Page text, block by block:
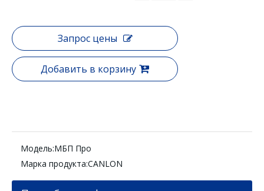
Запрос цены
Добавить в корзину
Модель:МБП Про
Марка продукта:CANLON